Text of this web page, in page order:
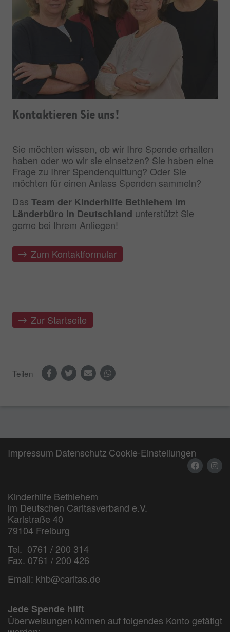
Kontaktieren Sie uns!
Sie möchten wissen, ob wir Ihre Spende erhalten
haben oder wo wir sie einsetzen? Sie haben eine
Frage zu Ihrer Spendenquittung? Oder Sie
möchten für einen Anlass Spenden sammeln?
Das Team der Kinderhilfe Bethlehem im
Länderbüro in Deutschland unterstützt Sie
gerne bei Ihrem Anliegen!
Zum Kontaktformular
Zur Startseite
Teilen
Impressum Datenschutz Cookie-Einstellungen
Kinderhilfe Bethlehem
im Deutschen Caritasverband e.V.
Karlstraße 40
79104 Freiburg
Tel. 0761 / 200 314
Fax. 0761 / 200 426
Email: khb@caritas.de
Jede Spende hilft
Überweisungen können auf folgendes Konto getätigt